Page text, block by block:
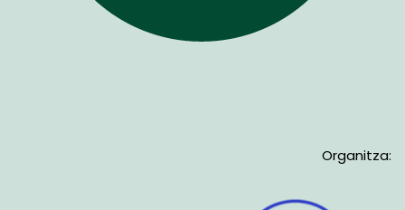
Organitza: